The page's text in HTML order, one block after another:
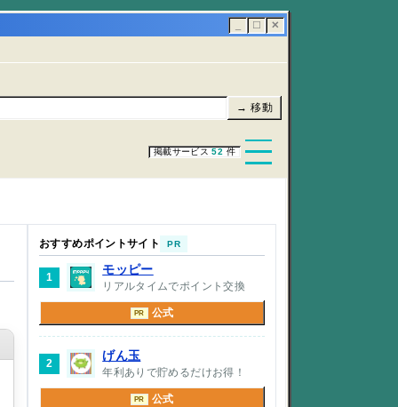
☐ ✕
→ 移動
掲載サービス52 件
おすすめポイントサイト PR
1
モッピー
リアルタイムでポイント交換
PR 公式
2
げん玉
年利ありで貯めるだけお得！
PR 公式